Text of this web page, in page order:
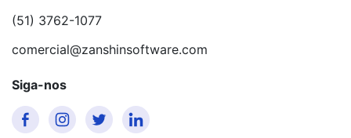
(51) 3762-1077
comercial@zanshinsoftware.com
Siga-nos